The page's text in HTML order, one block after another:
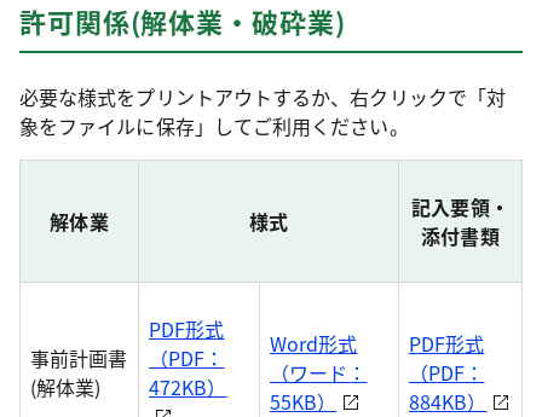
許可関係(解体業・破砕業)
必要な様式をプリントアウトするか、右クリックで「対
象をファイルに保存」してご利用ください。
解体業 様式
記入要領・
添付書類
事前計画書
(解体業)
PDF形式
（PDF：
472KB）
Word形式
（ワード：
55KB）
PDF形式
（PDF：
884KB）